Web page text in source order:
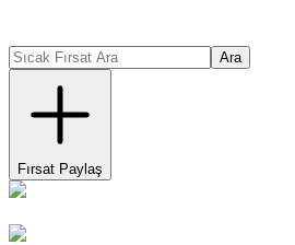
Ara
Fırsat Paylaş